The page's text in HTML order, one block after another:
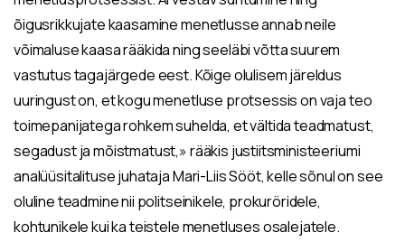
õigusrikkujate kaasamine menetlusse annab neile
võimaluse kaasa rääkida ning seeläbi võtta suurem
vastutus tagajärgede eest. Kõige olulisem järeldus
uuringust on, et kogu menetluse protsessis on vaja teo
toimepanijatega rohkem suhelda, et vältida teadmatust,
segadust ja mõistmatust,» rääkis justiitsministeeriumi
analüüsitalituse juhataja Mari-Liis Sööt, kelle sõnul on see
oluline teadmine nii politseinikele, prokuröridele,
kohtunikele kui ka teistele menetluses osalejatele.